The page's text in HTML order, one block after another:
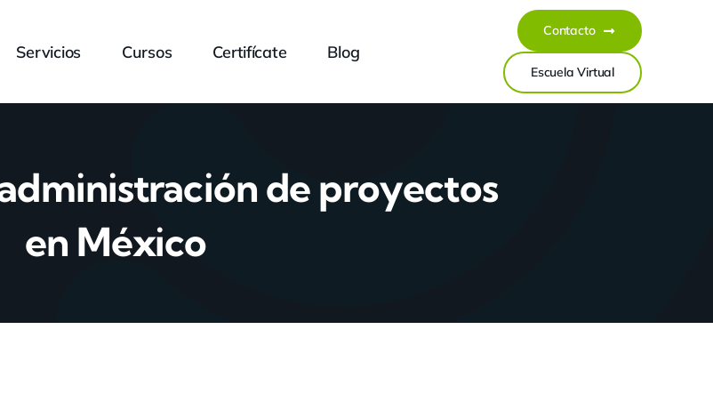
Servicios Cursos Certifícate Blog
Contacto
Escuela Virtual
de proyectos
en México